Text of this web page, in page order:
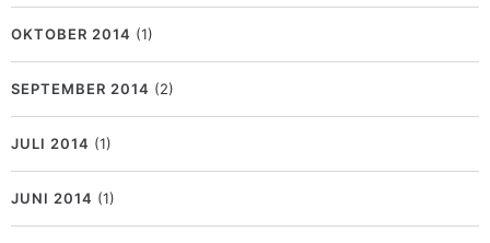
OKTOBER 2014 (1)
SEPTEMBER 2014 (2)
JULI 2014 (1)
JUNI 2014 (1)